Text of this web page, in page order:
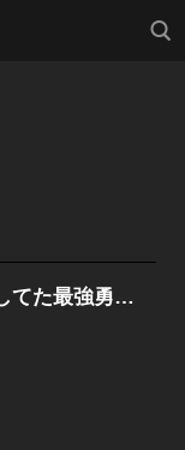
検索
不夜城転生 ～禁欲してた最強勇者ですが、精なるスキルで悦楽の都を無双します～【分冊版】